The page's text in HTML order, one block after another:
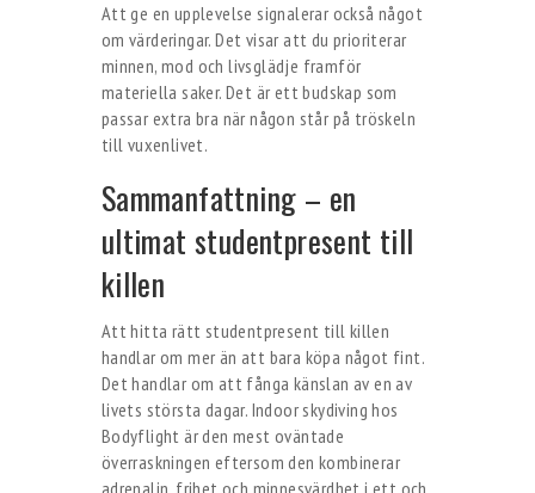
Att ge en upplevelse signalerar också något
om värderingar. Det visar att du prioriterar
minnen, mod och livsglädje framför
materiella saker. Det är ett budskap som
passar extra bra när någon står på tröskeln
till vuxenlivet.
Sammanfattning – en
ultimat studentpresent till
killen
Att hitta rätt studentpresent till killen
handlar om mer än att bara köpa något fint.
Det handlar om att fånga känslan av en av
livets största dagar. Indoor skydiving hos
Bodyflight är den mest oväntade
överraskningen eftersom den kombinerar